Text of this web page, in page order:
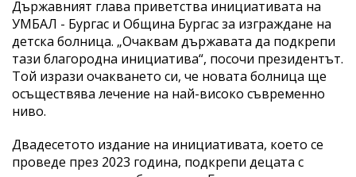
Държавният глава приветства инициативата на
УМБАЛ - Бургас и Община Бургас за изграждане на
детска болница. „Очаквам държавата да подкрепи
тази благородна инициатива“, посочи президентът.
Той изрази очакването си, че новата болница ще
осъществява лечение на най-високо съвременно
ниво.
Двадесетото издание на инициативата, което се
проведе през 2023 година, подкрепи децата с